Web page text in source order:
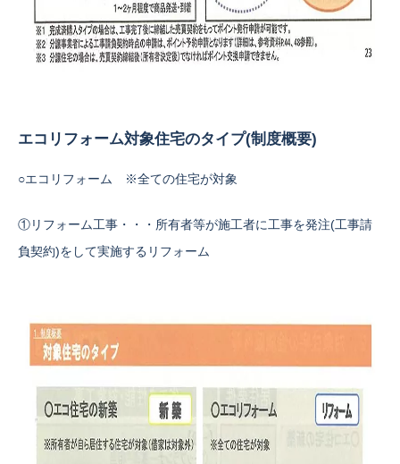
エコリフォーム対象住宅のタイプ(制度概要)
○エコリフォーム ※全ての住宅が対象
①リフォーム工事・・・所有者等が施工者に工事を発注(工事請
負契約)をして実施するリフォーム